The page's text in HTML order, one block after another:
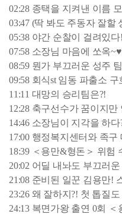
02:28 종택을 지켜낸 이름
03:47 (딱 봐도 주동자 잘할
05:38 야간 순찰이 걸려있
07:58 소장님 마음에 쏘옥
08:59 뭔가 부끄러운 성주
09:58 회식st 임동 파출소
11:11 대망의 승리팀은?!
12:28 축구선수가 꿈이지
14:46 소장님이 지각을 하다
17:00 행정복지센터와 족구
18:39 ＜용만&형돈＞ 위험
20:02 어딜 내놔도 부끄러
21:08 준비된 일꾼 김용만!
23:26 왜 잘하지?! 첫 톱질
24:13 복면가왕 출연 0회 ＜